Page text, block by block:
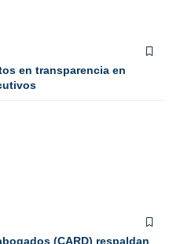
en transparencia en
(CARD) respaldan